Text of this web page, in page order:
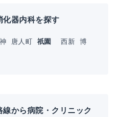
化器内科を探す
唐人町 祇園 西新
博
から病院・クリニック